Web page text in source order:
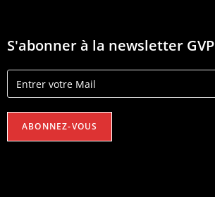
S'abonner à la newsletter GVP